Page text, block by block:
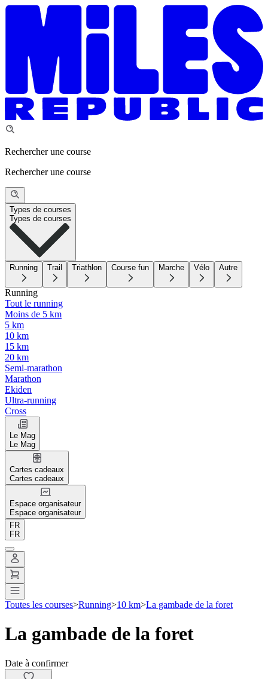
Rechercher une course
Rechercher une course
Types de courses
Types de courses
Running Trail Triathlon Course fun Marche Vélo Autre
Running
Tout le running
Moins de 5 km
5 km
10 km
15 km
20 km
Semi-marathon
Marathon
Ekiden
Ultra-running
Cross
Le Mag
Le Mag
Cartes cadeaux
Cartes cadeaux
Espace organisateur
Espace organisateur
FR
FR
Toutes les courses>Running>10 km>La gambade de la foret
La gambade de la foret
Date à confirmer